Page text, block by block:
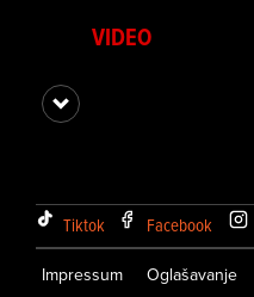
VIDEO
Tiktok Facebook
Impressum Oglašavanje